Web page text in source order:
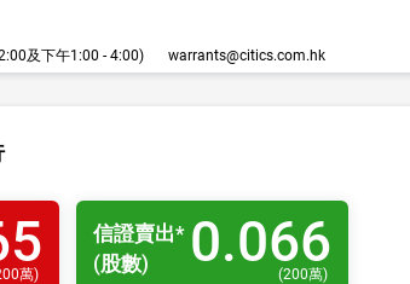
及下午1:00 - 4:00)
warrants@citics.com.hk
萬)
信證賣出*
(股數)
0.066
(200萬)